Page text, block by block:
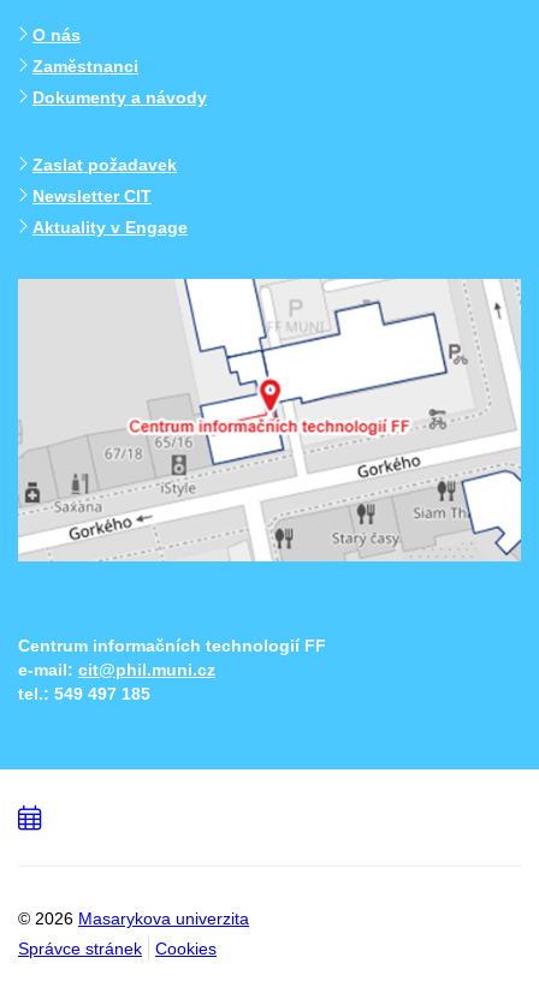
O nás
Zaměstnanci
Dokumenty a návody
Zaslat požadavek
Newsletter CIT
Aktuality v Engage
Centrum informačních technologií FF
e-mail: cit@phil.muni.cz
tel.: 549 497 185
© 2026 Masarykova univerzita
Správce stránek
Cookies
Přidat